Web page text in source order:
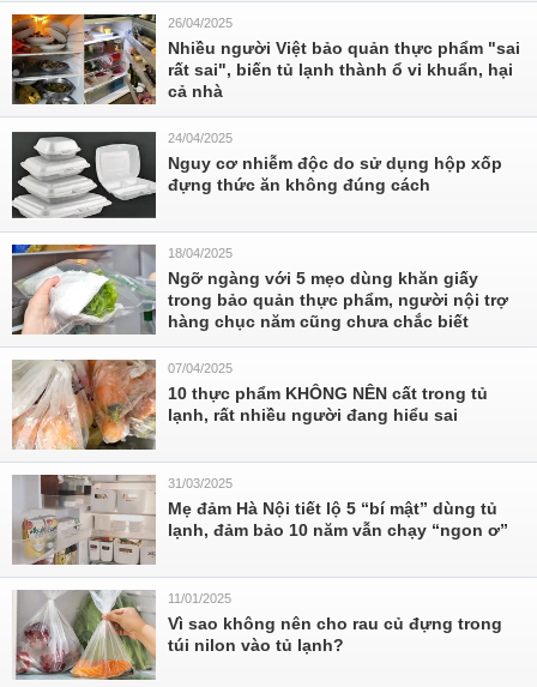
26/04/2025
Nhiều người Việt bảo quản thực phẩm "sai
rất sai", biến tủ lạnh thành ổ vi khuẩn, hại
cả nhà
24/04/2025
Nguy cơ nhiễm độc do sử dụng hộp xốp
đựng thức ăn không đúng cách
18/04/2025
Ngỡ ngàng với 5 mẹo dùng khăn giấy
trong bảo quản thực phẩm, người nội trợ
hàng chục năm cũng chưa chắc biết
07/04/2025
10 thực phẩm KHÔNG NÊN cất trong tủ
lạnh, rất nhiều người đang hiểu sai
31/03/2025
Mẹ đảm Hà Nội tiết lộ 5 “bí mật” dùng tủ
lạnh, đảm bảo 10 năm vẫn chạy “ngon ơ”
11/01/2025
Vì sao không nên cho rau củ đựng trong
túi nilon vào tủ lạnh?